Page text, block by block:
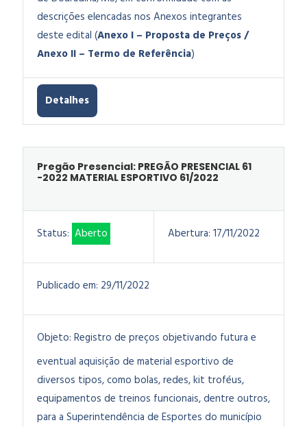
descrições elencadas nos Anexos integrantes
deste edital (Anexo I – Proposta de Preços /
Anexo II – Termo de Referência)
Detalhes
Pregão Presencial: PREGÃO PRESENCIAL 61
-2022 MATERIAL ESPORTIVO 61/2022
Status: Aberto Abertura: 17/11/2022
Publicado em: 29/11/2022
Objeto: Registro de preços objetivando futura e
eventual aquisição de material esportivo de
diversos tipos, como bolas, redes, kit troféus,
equipamentos de treinos funcionais, dentre outros,
para a Superintendência de Esportes do município